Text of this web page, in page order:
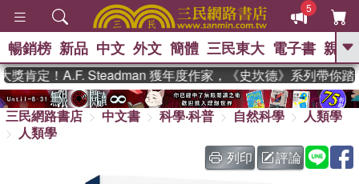
5
GO
熱搜： 東野圭吾 、 The Odyssey 、
父親節 、 如果歷史是一群喵 、 暑期
台灣的李登輝時代 、 數學女
孩：黎曼猜想 、 偉大的迷走神經
暢銷榜 新品 中文 外文 簡體 三民東大 電子書 親子
肯定！A.F. Steadman 獲年度作家，《史坎德》系列帶你踏上
三民網路書店 中文書 科學‧科普 自然科學
人類學
人類學
列印
評論